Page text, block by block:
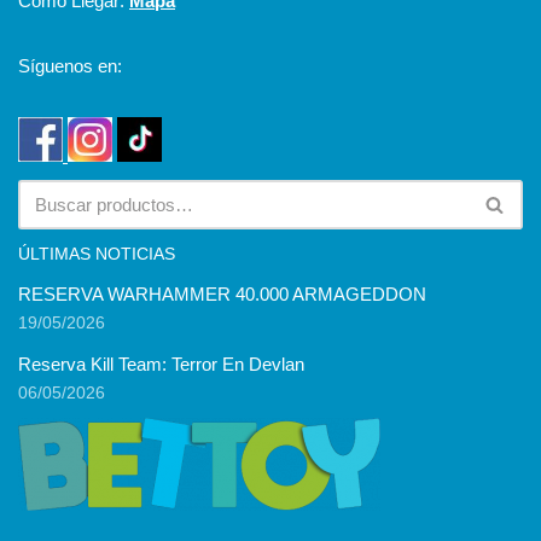
Síguenos en:
ÚLTIMAS NOTICIAS
RESERVA WARHAMMER 40.000 ARMAGEDDON
19/05/2026
Reserva Kill Team: Terror En Devlan
06/05/2026